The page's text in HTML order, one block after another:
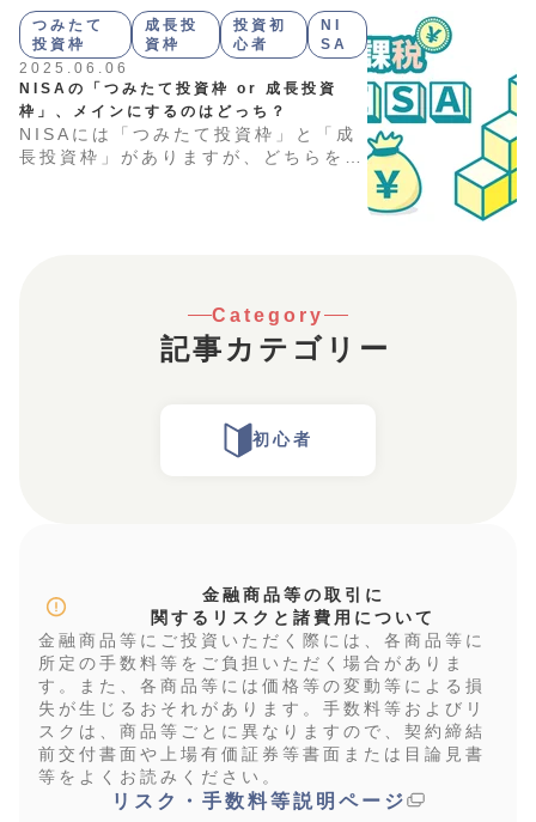
つみたて
投資枠
成長投
資枠
投資初
心者
NI
SA
2025.06.06
NISAの「つみたて投資枠 or 成長投資
枠」、メインにするのはどっち？
NISAには「つみたて投資枠」と「成
長投資枠」がありますが、どちらをメ
Category
記事カテゴリー
初心者
金融商品等の取引に
関するリスクと諸費用について
金融商品等にご投資いただく際には、各商品等に
所定の手数料等をご負担いただく場合がありま
す。また、各商品等には価格等の変動等による損
失が生じるおそれがあります。手数料等およびリ
スクは、商品等ごとに異なりますので、契約締結
前交付書面や上場有価証券等書面または目論見書
等をよくお読みください。
リスク・手数料等説明ページ